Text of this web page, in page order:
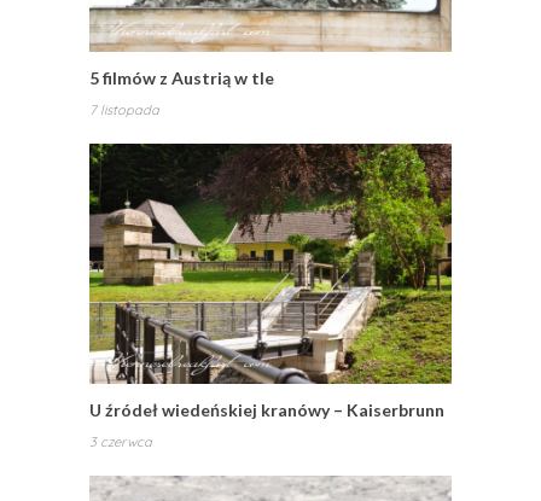
5 filmów z Austrią w tle
7 listopada
U źródeł wiedeńskiej kranówy – Kaiserbrunn
3 czerwca